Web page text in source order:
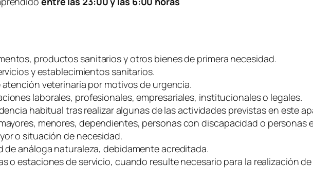
productos sanitarios y otros bienes de primera necesidad.
y establecimientos sanitarios.
veterinaria por motivos de urgencia.
laborales, profesionales, empresariales, institucionales o legales.
habitual tras realizar algunas de las actividades previstas en este
menores, dependientes, personas con discapacidad o personas
o situación de necesidad.
de análoga naturaleza, debidamente acreditada.
o estaciones de servicio, cuando resulte necesario para la realización